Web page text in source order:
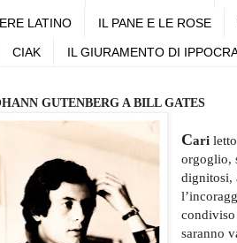
LATINO IL PANE E LE ROSE
CIAK IL GIURAMENTO DI
GUTENBERG A BILL GATES
Cari
orgoglio,
dignitosi,
condiviso
saranno